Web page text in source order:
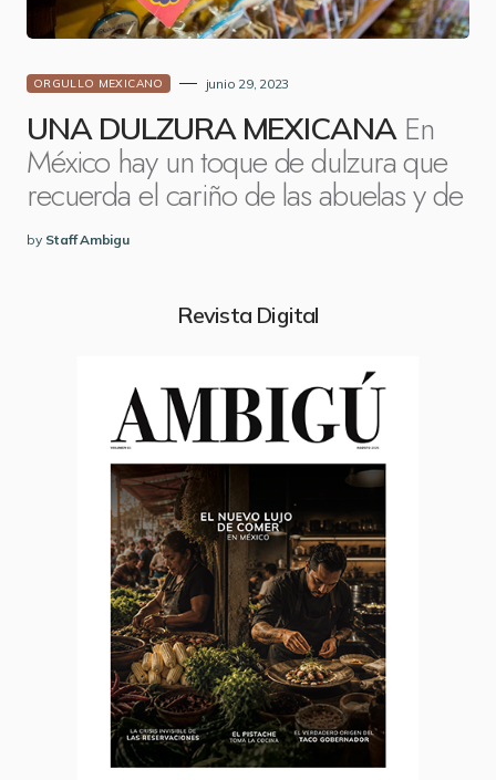
ORGULLO MEXICANO junio 29, 2023
UNA DULZURA MEXICANA En
México hay un toque de dulzura que
recuerda el cariño de las abuelas y de
by Staff Ambigu
Revista Digital